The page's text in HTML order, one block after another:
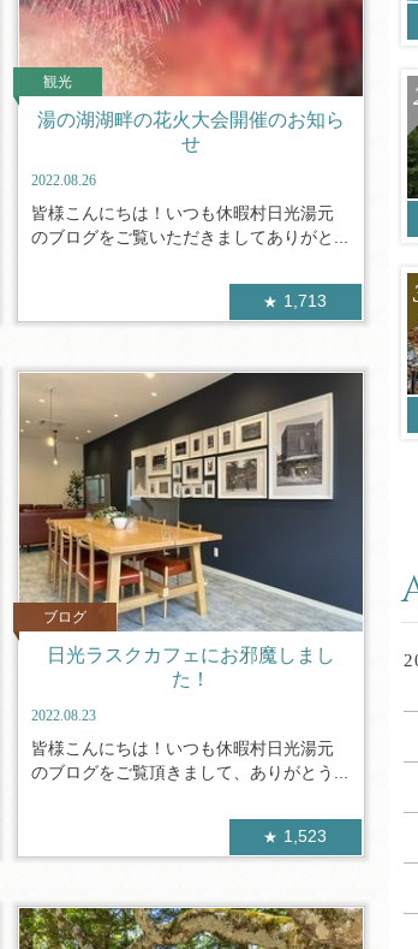
観光
湯の湖湖畔の花火大会開催のお知ら
せ
2022.08.26
皆様こんにちは！いつも休暇村日光湯元
のブログをご覧いただきましてありがと...
1,713
ブログ
日光ラスクカフェにお邪魔しまし
た！
2022.08.23
皆様こんにちは！いつも休暇村日光湯元
のブログをご覧頂きまして、ありがとう...
1,523